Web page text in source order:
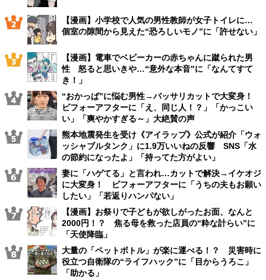
【漫画】小学校で人気の男性教師が女子トイレに…
個室の隙間から見えた“恐ろしいモノ”に「許せない」
【漫画】電車でベビーカーの赤ちゃんに蹴られた男
性 怒ると思いきや…“意外な本音”に「なんてすて
き！」
“おかっぱ”に悩む男性→バッサリカットで大変身！
ビフォーアフターに「え、同じ人！？」「かっこい
い」「爽やかすぎる～」大絶賛の声
熊本地震発生を受け《アイラップ》公式が紹介「ウォ
ッシャブルタンク」に1.9万いいねの反響 SNS「水
の節約になったよ」「持ってた方がよい」
妻に「ハゲてる」と言われ…カットで解決→イケオジ
に大変身！ ビフォーアフターに「うちの夫もお願い
したい」「若返りハンパない」
【漫画】お祭りで子どもが欲しがったお面、なんと
2000円！？ 焦る母を救った店員の“粋な計らい”に
「天使降臨」
大量の「ペットボトル」が楽に運べる！？ 災害時に
役立つ自衛隊の“ライフハック”に「目からうろこ」
「助かる」